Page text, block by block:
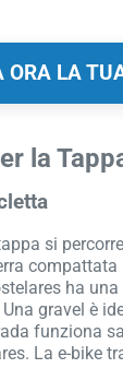
ORA LA
la
si
compattata
ha
gravel è
funziona
La e-bike